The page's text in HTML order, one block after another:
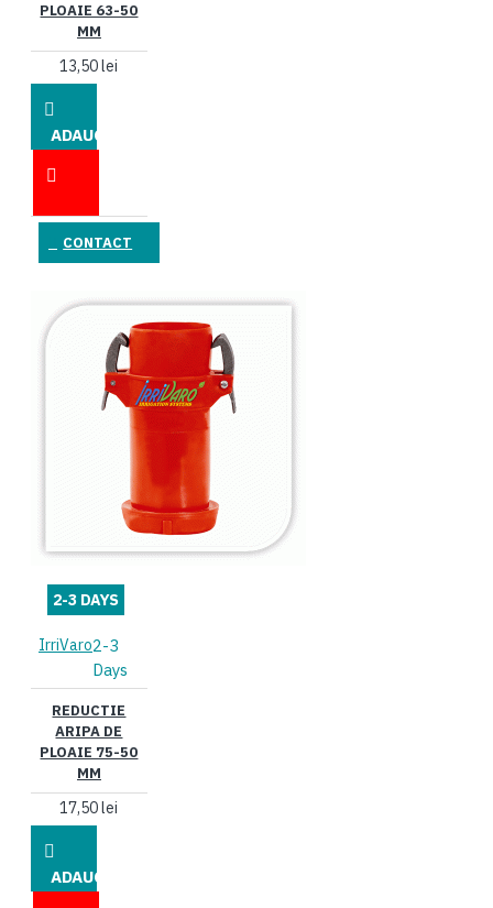
PLOAIE 63-50
MM
13,50 lei
ADAUGĂ
CONTACT
2-3 DAYS
IrriVaro2-3
Days
REDUCTIE
ARIPA DE
PLOAIE 75-50
MM
17,50 lei
ADAUGĂ